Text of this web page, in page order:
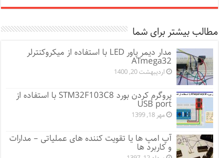
مطالب بیشتر برای شما
مدار دیمر پاور LED با استفاده از میکروکنترلر
ATmega32
اردیبهشت 20, 1400
پروگرم کردن بورد STM32F103C8 با استفاده از
USB port
مهر 18, 1399
آپ امپ ها یا تقویت کننده های عملیاتی – مدارات
و کاربرد ها